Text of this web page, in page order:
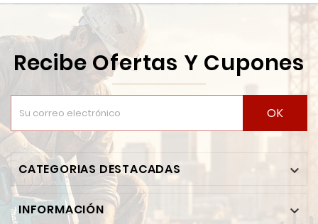
Recibe Ofertas Y Cupones
OK
CATEGORIAS DESTACADAS 
INFORMACIÓN 